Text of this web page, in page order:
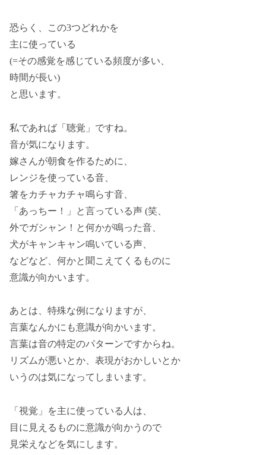
恐らく、この3つどれかを
主に使っている
(=その感覚を感じている頻度が多い、
時間が長い)
と思います。
私であれば「聴覚」ですね。
音が気になります。
嫁さんが朝食を作るために、
レンジを使っている音、
箸をカチャカチャ鳴らす音、
「あっちー！」と言っている声 (笑、
外でガシャン！と何かが鳴った音、
犬がキャンキャン鳴いている声、
などなど、何かと聞こえてくるものに
意識が向かいます。
あとは、特殊な例になりますが、
言葉なんかにも意識が向かいます。
言葉は音の特定のパターンですからね。
リズムが悪いとか、表現がおかしいとか
いうのは気になってしまいます。
「視覚」を主に使っている人は、
目に見えるものに意識が向かうので
見栄えなどを気にします。